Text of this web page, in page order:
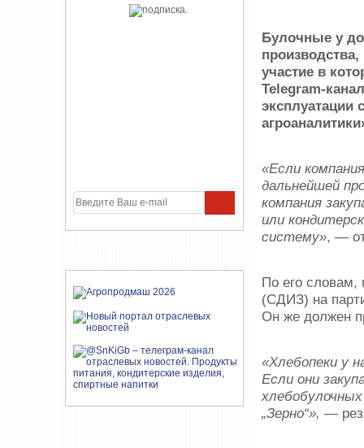
Булочные у
участие в
Telegram-
эксплуатации
«Если
дальнейшей
компания
или
систему», —
По его словам,
(СДИЗ) на
Он же должен
«Хлебопеки у
Если они
„Зерно“», —